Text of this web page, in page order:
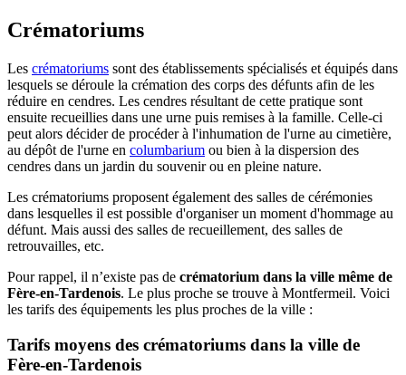
Crématoriums
Les crématoriums sont des établissements spécialisés et équipés dans
lesquels se déroule la crémation des corps des défunts afin de les
réduire en cendres. Les cendres résultant de cette pratique sont
ensuite recueillies dans une urne puis remises à la famille. Celle-ci
peut alors décider de procéder à l'inhumation de l'urne au cimetière,
au dépôt de l'urne en columbarium ou bien à la dispersion des
cendres dans un jardin du souvenir ou en pleine nature.
Les crématoriums proposent également des salles de cérémonies
dans lesquelles il est possible d'organiser un moment d'hommage au
défunt. Mais aussi des salles de recueillement, des salles de
retrouvailles, etc.
Pour rappel, il n’existe pas de crématorium dans la ville même de
Fère-en-Tardenois. Le plus proche se trouve à Montfermeil. Voici
les tarifs des équipements les plus proches de la ville :
Tarifs moyens des crématoriums dans la ville de
Fère-en-Tardenois